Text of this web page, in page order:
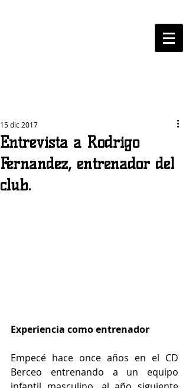
Entrevista a Rodrigo
Fernández, entrenador del
club.
15 dic 2017
Experiencia como entrenador
Empecé hace once años en el CD
Berceo entrenando a un equipo